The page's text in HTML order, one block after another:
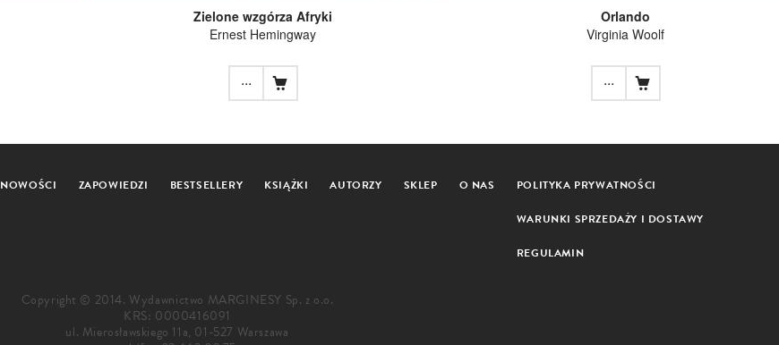
Zielone wzgórza Afryki
Ernest Hemingway
...
Orlando
Virginia Woolf
...
NOWOŚCI ZAPOWIEDZI BESTSELLERY KSIĄŻKI AUTORZY SKLEP O NAS POLITYKA PRYWATNOŚCI
WARUNKI SPRZEDAŻY I DOSTAWY
REGULAMIN
Copyright © 2014. Wydawnictwo MARGINESY Sp. z o.o.
KRS: 0000416091
ul. Mierosławskiego 11a, 01-527 Warszawa